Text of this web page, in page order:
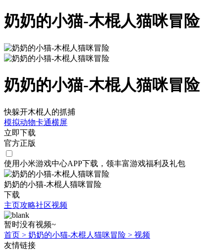
奶奶的小猫-木棍人猫咪冒险
奶奶的小猫-木棍人猫咪冒险
快躲开木棍人的抓捕
模拟动物卡通横屏
立即下载
官方正版
使用小米游戏中心APP下载 ，领丰富游戏福利 及礼包
奶奶的小猫-木棍人猫咪冒险
下载
主页攻略社区视频
暂时没有视频~
首页 > 奶奶的小猫-木棍人猫咪冒险 > 视频
友情链接